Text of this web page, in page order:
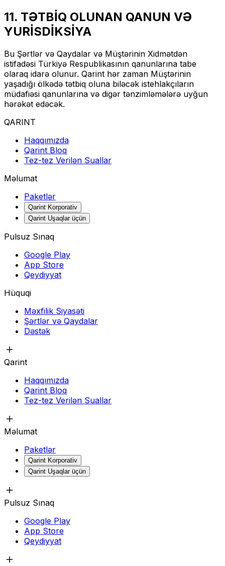
11. TƏTBİQ OLUNAN QANUN VƏ
YURİSDİKSİYA
Bu Şərtlər və Qaydalar və Müştərinin Xidmətdən
istifadəsi Türkiyə Respublikasının qanunlarına tabe
olaraq idarə olunur. Qarint hər zaman Müştərinin
yaşadığı ölkədə tətbiq oluna biləcək istehlakçıların
müdafiəsi qanunlarına və digər tənzimləmələrə uyğun
hərəkət edəcək.
QARINT
Haqqımızda
Qarint Bloq
Tez-tez Verilən Suallar
Məlumat
Paketlər
Qarint Korporativ
Qarint Uşaqlar üçün
Pulsuz Sınaq
Google Play
App Store
Qeydiyyat
Hüquqi
Məxfilik Siyasəti
Şərtlər və Qaydalar
Dəstək
Qarint
Haqqımızda
Qarint Bloq
Tez-tez Verilən Suallar
Məlumat
Paketlər
Qarint Korporativ
Qarint Uşaqlar üçün
Pulsuz Sınaq
Google Play
App Store
Qeydiyyat